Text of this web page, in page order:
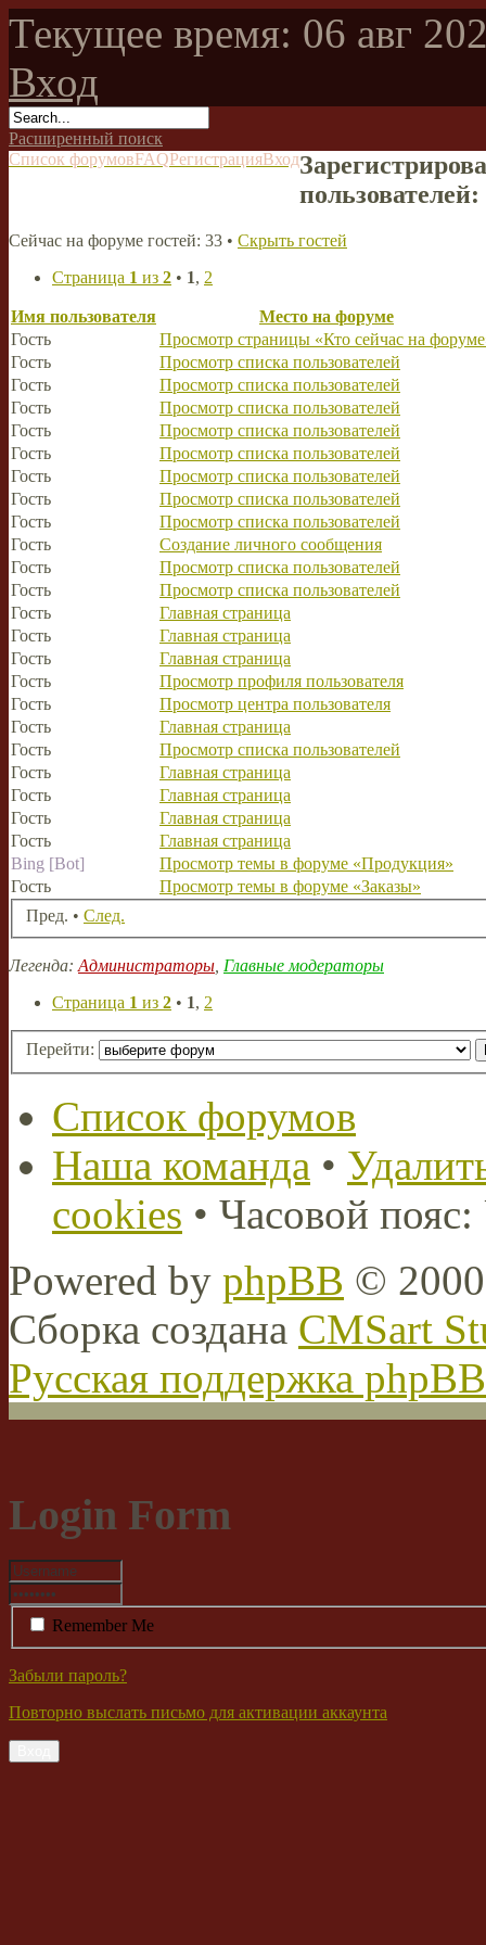
Текущее время: 06 авг
Вход
Расширенный поиск
Список форумовFAQРегистрацияВход
пользователей:
Сейчас на форуме гостей: 33 • Скрыть гостей
Страница 1 из 2 • 1, 2
Имя пользователя
Место на форуме
Гость
Просмотр страницы «Кто сейчас на
Гость
Просмотр списка пользователей
Гость
Просмотр списка пользователей
Гость
Просмотр списка пользователей
Гость
Просмотр списка пользователей
Гость
Просмотр списка пользователей
Гость
Просмотр списка пользователей
Гость
Просмотр списка пользователей
Гость
Просмотр списка пользователей
Гость
Создание личного сообщения
Гость
Просмотр списка пользователей
Гость
Просмотр списка пользователей
Гость
Главная страница
Гость
Главная страница
Гость
Главная страница
Гость
Просмотр профиля пользователя
Гость
Просмотр центра пользователя
Гость
Главная страница
Гость
Просмотр списка пользователей
Гость
Главная страница
Гость
Главная страница
Гость
Главная страница
Гость
Главная страница
Bing [Bot]
Просмотр темы в форуме «Продукция»
Гость
Просмотр темы в форуме «Заказы»
Пред. • След.
Легенда:Администраторы, Главные модераторы
Страница 1 из 2 • 1, 2
Перейти:
Список форумов
Наша команда •
cookies • Часовой
Powered by phpBB ©
Сборка создана CMSart
Русская поддержка phpBB
Login Form
Remember Me
Забыли пароль?
Повторно выслать письмо для активации аккаунта